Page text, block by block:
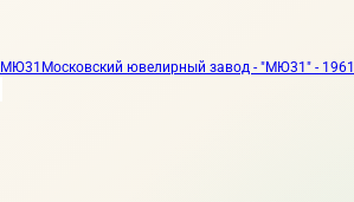
МЮ31 Московский ювелирный завод - "МЮ31" - 1961